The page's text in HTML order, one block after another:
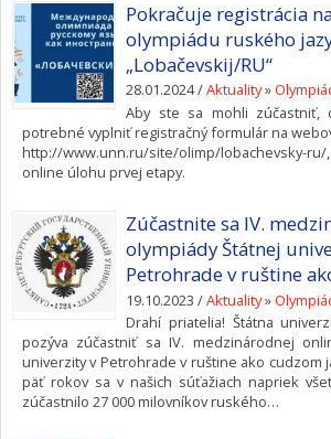
Pokračuje registrácia
olympiádu ruského
„Lobačevskij/RU“
28.01.2024 /Aktuality»
Aby ste sa mohli zúčastniť,
potrebné vyplniť registračný formulár na
http://www.unn.ru/site/olimp/
online úlohu prvej etapy.
Zúčastnite sa IV.
olympiády Štátnej
Petrohrade v ruštine
19.10.2023 /Aktuality»
Drahí priatelia! Štátna
pozýva zúčastniť sa IV. medzinárodnej
univerzity v Petrohrade v ruštine ako cudzom
päť rokov sa v našich súťažiach napriek
zúčastnilo 27 000 milovníkov ruského…